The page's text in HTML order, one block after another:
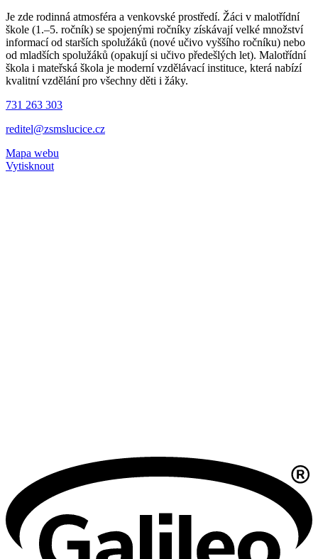
Je zde rodinná atmosféra a venkovské prostředí. Žáci v malotřídní
škole (1.–5. ročník) se spojenými ročníky získávají velké množství
informací od starších spolužáků (nové učivo vyššího ročníku) nebo
od mladších spolužáků (opakují si učivo předešlých let). Malotřídní
škola i mateřská škola je moderní vzdělávací instituce, která nabízí
kvalitní vzdělání pro všechny děti i žáky.
731 263 303
reditel@zsmslucice.cz
Mapa webu
Vytisknout